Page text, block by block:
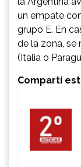
un empate
grupo E. En
de la zona, se
(Italia o
Compartí